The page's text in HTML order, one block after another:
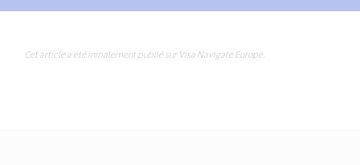
Cet article a été initialement publié sur Visa Navigate Europe.